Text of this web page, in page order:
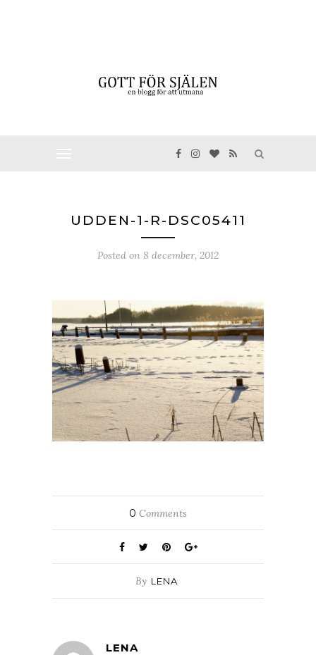
UDDEN-1-R-DSC05411
Posted on 8 december, 2012
0 Comments
By LENA
LENA